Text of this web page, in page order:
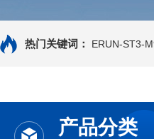
热门关键词： ERUN-ST3-
产品分类